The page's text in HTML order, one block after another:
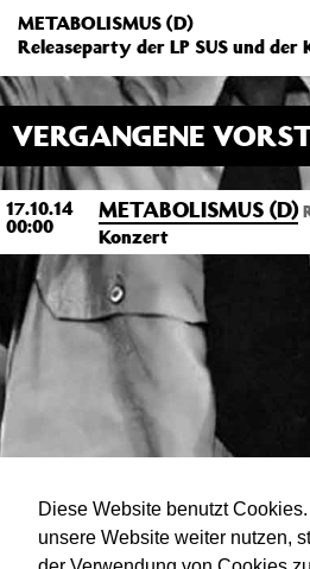
Diese Website benutzt
unsere Website weiter nutzen,
METABOLISMUS (D)
Releaseparty der LP SUS und der
VERGANGENE
17.10.14
00:00
METABOLISMUS (D)
Konzert